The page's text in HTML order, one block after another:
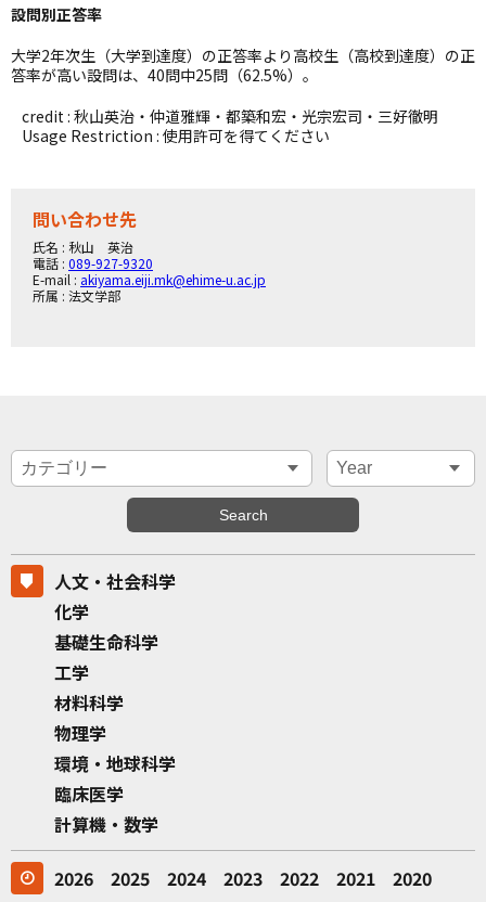
設問別正答率
大学2年次生（大学到達度）の正答率より高校生（高校到達度）の正
答率が高い設問は、40問中25問（62.5%）。
credit : 秋山英治・仲道雅輝・都築和宏・光宗宏司・三好徹明
Usage Restriction : 使用許可を得てください
問い合わせ先
氏名 : 秋山 英治
電話 : 089-927-9320
E-mail : akiyama.eiji.mk@ehime-u.ac.jp
所属 : 法文学部
人文・社会科学
化学
基礎生命科学
工学
材料科学
物理学
環境・地球科学
臨床医学
計算機・数学
2026 2025 2024 2023 2022 2021
2020